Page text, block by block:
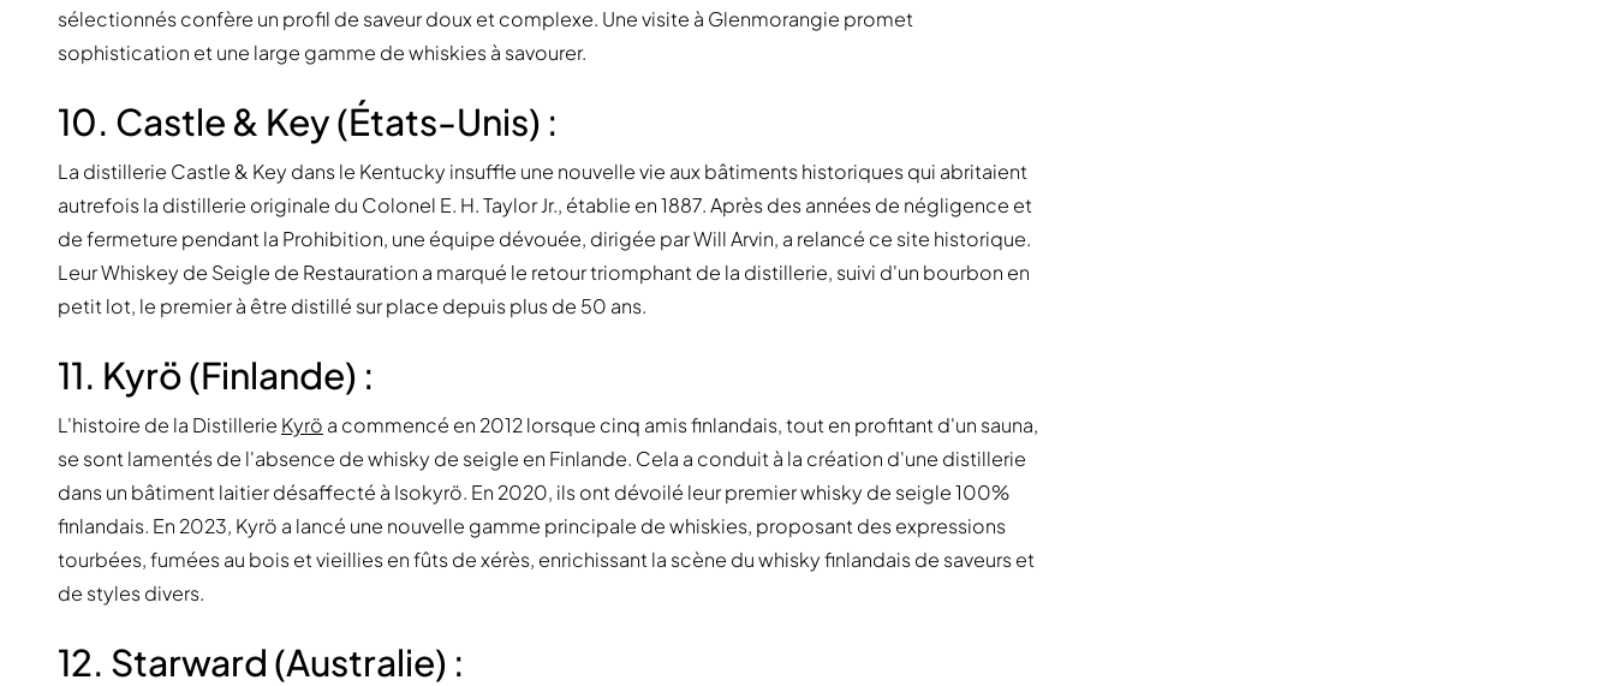
sélectionnés confère un profil de saveur doux et complexe. Une visite à Glenmorangie promet
sophistication et une large gamme de whiskies à savourer.
10. Castle & Key (États-Unis) :
La distillerie Castle & Key dans le Kentucky insuffle une nouvelle vie aux bâtiments historiques qui abritaient
autrefois la distillerie originale du Colonel E. H. Taylor Jr., établie en 1887. Après des années de négligence et
de fermeture pendant la Prohibition, une équipe dévouée, dirigée par Will Arvin, a relancé ce site historique.
Leur Whiskey de Seigle de Restauration a marqué le retour triomphant de la distillerie, suivi d'un bourbon en
petit lot, le premier à être distillé sur place depuis plus de 50 ans.
11. Kyrö (Finlande) :
L'histoire de la Distillerie Kyrö a commencé en 2012 lorsque cinq amis finlandais, tout en profitant d'un sauna,
se sont lamentés de l'absence de whisky de seigle en Finlande. Cela a conduit à la création d'une distillerie
dans un bâtiment laitier désaffecté à Isokyrö. En 2020, ils ont dévoilé leur premier whisky de seigle 100%
finlandais. En 2023, Kyrö a lancé une nouvelle gamme principale de whiskies, proposant des expressions
tourbées, fumées au bois et vieillies en fûts de xérès, enrichissant la scène du whisky finlandais de saveurs et
de styles divers.
12. Starward (Australie) :